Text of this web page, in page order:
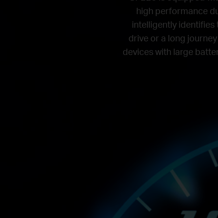
high performance
intelligently
drive or a long
devices with large